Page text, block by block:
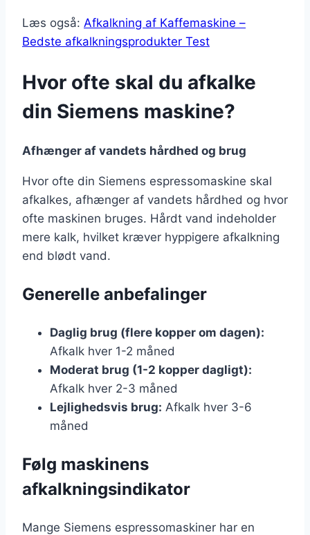
Læs også: Afkalkning af Kaffemaskine –
Bedste afkalkningsprodukter Test
Hvor ofte skal du afkalke
din Siemens maskine?
Afhænger af vandets hårdhed og brug
Hvor ofte din Siemens espressomaskine skal
afkalkes, afhænger af vandets hårdhed og hvor
ofte maskinen bruges. Hårdt vand indeholder
mere kalk, hvilket kræver hyppigere afkalkning
end blødt vand.
Generelle anbefalinger
Daglig brug (flere kopper om dagen):
Afkalk hver 1-2 måned
Moderat brug (1-2 kopper dagligt):
Afkalk hver 2-3 måned
Lejlighedsvis brug: Afkalk hver 3-6
måned
Følg maskinens
afkalkningsindikator
Mange Siemens espressomaskiner har en